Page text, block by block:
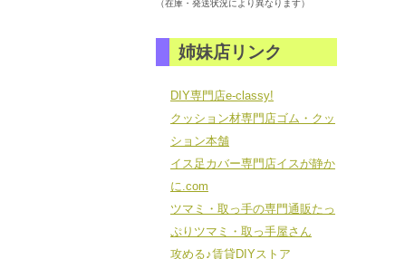
（在庫・発送状況により異なります）
姉妹店リンク
DIY専門店e-classy!
クッション材専門店ゴム・クッ
ション本舗
イス足カバー専門店イスが静か
に.com
ツマミ・取っ手の専門通販たっ
ぷりツマミ・取っ手屋さん
攻める♪賃貸DIYストア